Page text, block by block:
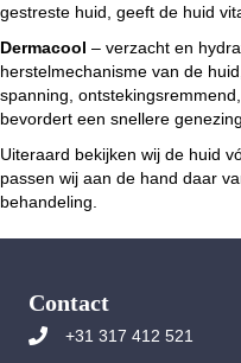
gestreste huid, geeft de huid
Dermacool – verzacht en
herstelmechanisme van de
spanning,
bevordert een snellere
Uiteraard bekijken wij de huid
passen wij aan de hand daar
behandeling.
Contact
+31 317 412 521